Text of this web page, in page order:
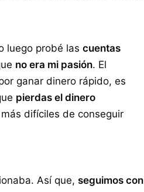
luego probé las cuentas
no era mi pasión. El
ganar dinero rápido, es
pierdas el dinero
difíciles de conseguir
Así que, seguimos con